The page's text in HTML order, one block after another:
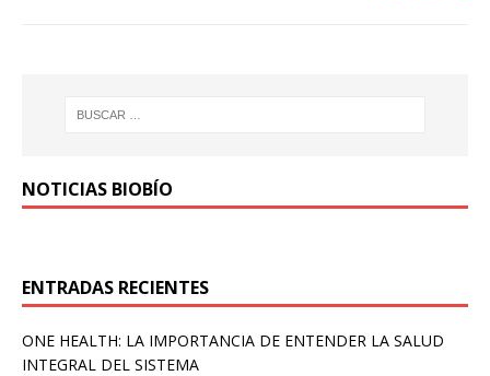
NOTICIAS BIOBÍO
ENTRADAS RECIENTES
ONE HEALTH: LA IMPORTANCIA DE ENTENDER LA SALUD
INTEGRAL DEL SISTEMA